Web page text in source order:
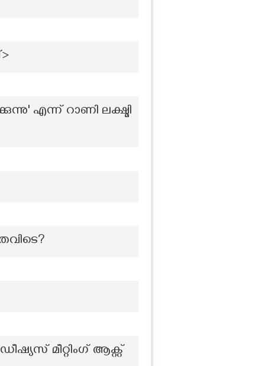
എന്ന് റാണി ലക്ഷ്മി
മീറ്റിംഗ് ആക്റ്റ്